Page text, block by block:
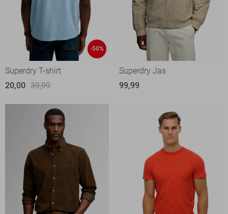
-50%
Superdry T-shirt
20,00 39,99
Superdry Jas
99,99